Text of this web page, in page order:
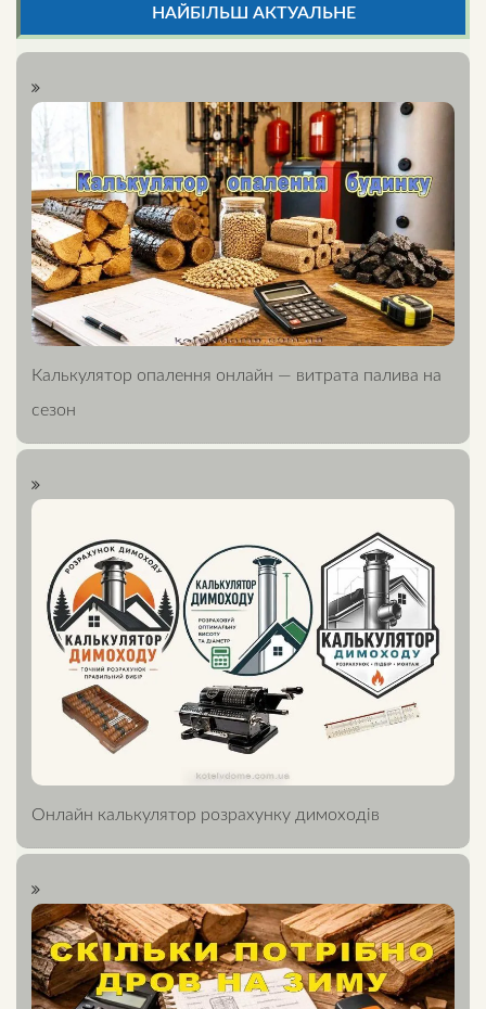
НАЙБІЛЬШ АКТУАЛЬНЕ
Калькулятор опалення онлайн — витрата палива на
сезон
Онлайн калькулятор розрахунку димоходів